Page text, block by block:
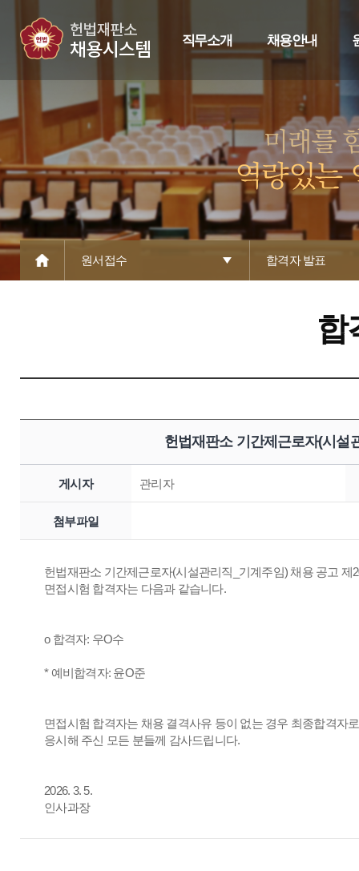
직무소개 채용안내
원서접수 합격자 발표
합
헌법재판소 기간제근로자(시설
게시자 관리자
첨부파일
헌법재판소 기간제근로자(시설관리직_기계주임) 채용 공고 제
면접시험 합격자는 다음과 같습니다.
o 합격자: 우O수
* 예비합격자: 윤O준
면접시험 합격자는 채용 결격사유 등이 없는 경우 최종합격자
응시해 주신 모든 분들께 감사드립니다.
2026. 3. 5.
인사과장